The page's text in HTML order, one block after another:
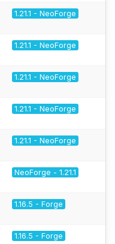
1.21.1 - NeoForge
1.21.1 - NeoForge
1.21.1 - NeoForge
1.21.1 - NeoForge
1.21.1 - NeoForge
NeoForge - 1.21.1
1.16.5 - Forge
1.16.5 - Forge